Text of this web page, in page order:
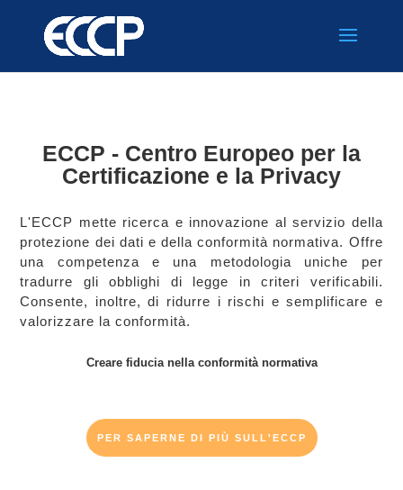
ECCP - Centro Europeo per la
Certificazione e la Privacy
L'ECCP mette ricerca e innovazione al servizio della
protezione dei dati e della conformità normativa. Offre
una competenza e una metodologia uniche per
tradurre gli obblighi di legge in criteri verificabili.
Consente, inoltre, di ridurre i rischi e semplificare e
valorizzare la conformità.
Creare fiducia nella conformità normativa
PER SAPERNE DI PIÙ SULL'ECCP